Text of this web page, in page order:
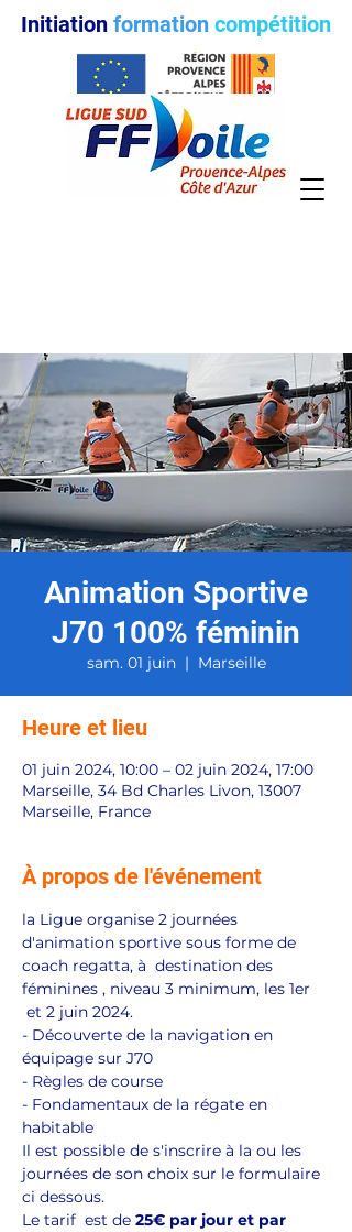
Initiation formation compétition
Animation Sportive
J70 100% féminin
sam. 01 juin
  |
Marseille
Heure et lieu
01 juin 2024, 10:00 – 02 juin 2024, 17:00
Marseille, 34 Bd Charles Livon, 13007
Marseille, France
À propos de l'événement
la Ligue organise 2 journées
d'animation sportive sous forme de
coach regatta, à  destination des
féminines , niveau 3 minimum, les 1er
et 2 juin 2024.
- Découverte de la navigation en
équipage sur J70
- Règles de course
- Fondamentaux de la régate en
habitable
Il est possible de s'inscrire à la ou les
journées de son choix sur le formulaire
ci dessous.
Le tarif  est de 25€ par jour et par